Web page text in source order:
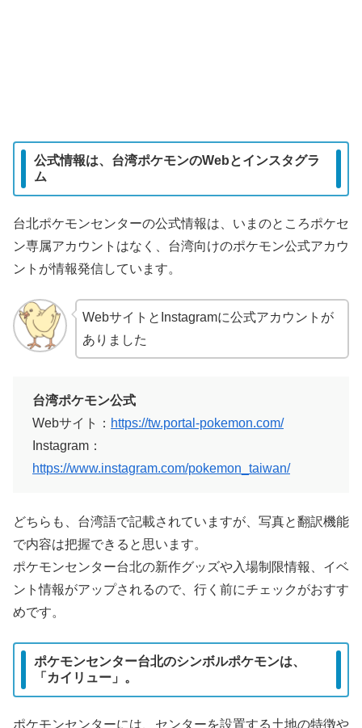
公式情報は、台湾ポケモンのWebとインスタグラ
ム
台北ポケモンセンターの公式情報は、いまのところポケセ
ン専属アカウントはなく、台湾向けのポケモン公式アカウ
ントが情報発信しています。
WebサイトとInstagramに公式アカウントが
ありました
台湾ポケモン公式
Webサイト： https://tw.portal-pokemon.com/
Instagram：
https://www.instagram.com/pokemon_taiwan/
どちらも、台湾語で記載されていますが、写真と翻訳機能
で内容は把握できると思います。
ポケモンセンター台北の新作グッズや入場制限情報、イベ
ント情報がアップされるので、行く前にチェックがおすす
めです。
ポケモンセンター台北のシンボルポケモンは、
「カイリュー」。
ポケモンセンターには、センターを設置する土地の特徴や